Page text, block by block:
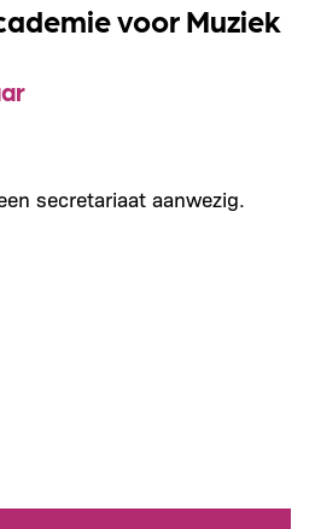
voor Muziek
secretariaat aanwezig.